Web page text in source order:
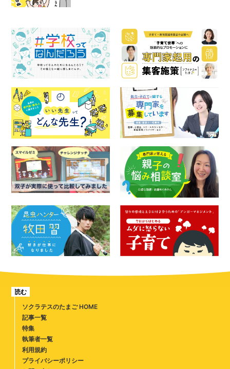
読む
ソクラテスのたまご HOME
記事一覧
特集
執筆者一覧
利用規約
プライバシーポリシー